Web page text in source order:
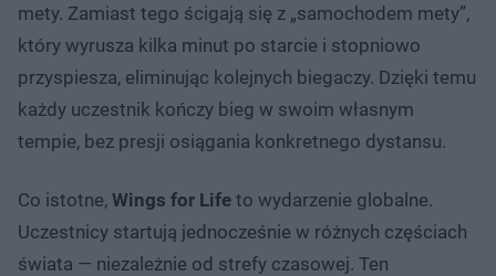
mety. Zamiast tego ścigają się z „samochodem mety”,
który wyrusza kilka minut po starcie i stopniowo
przyspiesza, eliminując kolejnych biegaczy. Dzięki temu
każdy uczestnik kończy bieg w swoim własnym
tempie, bez presji osiągania konkretnego dystansu.
Co istotne, Wings for Life to wydarzenie globalne.
Uczestnicy startują jednocześnie w różnych częściach
świata — niezależnie od strefy czasowej. Ten